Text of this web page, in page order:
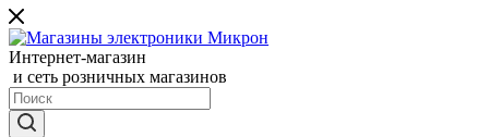
Интернет-магазин
и сеть розничных магазинов